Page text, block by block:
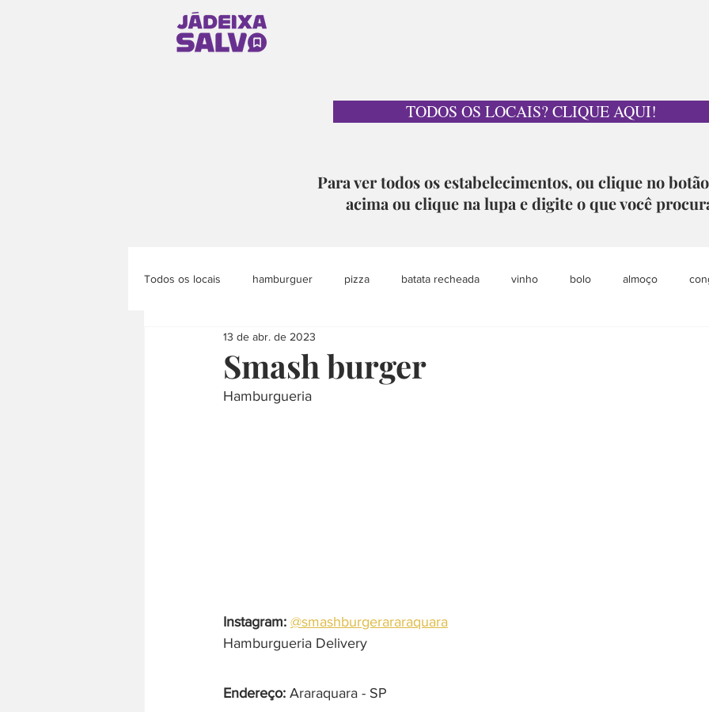
TODOS OS LOCAIS? CLIQUE AQUI!
Para ver todos os estabelecimentos, ou clique no
acima ou clique na lupa e digite o que você
Todos os locais hamburguer pizza batata recheada vinho bolo almoço
doce eventos
culinária internacional
Smash burger
13 de abr. de 2023
Hamburgueria
Instagram: @smashburgerararaquara
Hamburgueria Delivery
Endereço: Araraquara - SP